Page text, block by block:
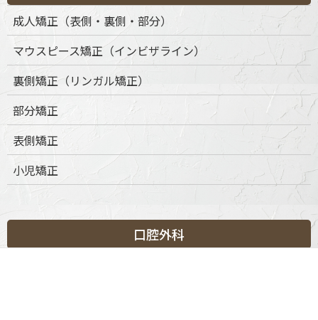
成人矯正（表側・裏側・部分）
マウスピース矯正（インビザライン）
裏側矯正（リンガル矯正）
部分矯正
表側矯正
小児矯正
口腔外科